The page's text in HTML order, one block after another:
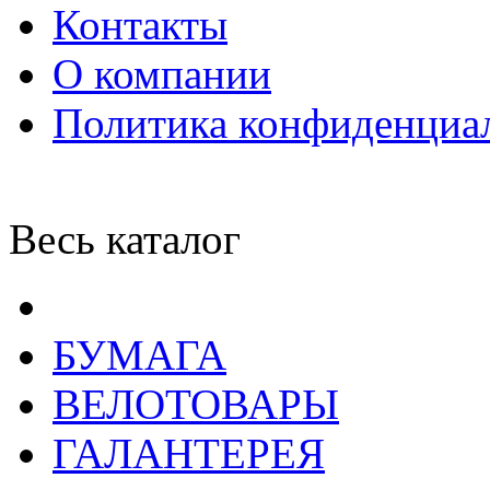
Контакты
О компании
Политика
Весь каталог
БУМАГА
ВЕЛОТОВАРЫ
ГАЛАНТЕРЕЯ